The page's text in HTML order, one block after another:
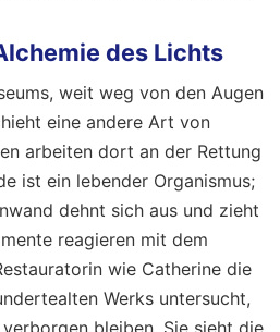
des Lichts
weit weg von den Augen
eine andere Art von
arbeiten dort an der Rettung
ist ein lebender Organismus;
dehnt sich aus und zieht
reagieren mit dem
wie Catherine die
Werks untersucht,
bleiben. Sie sieht die